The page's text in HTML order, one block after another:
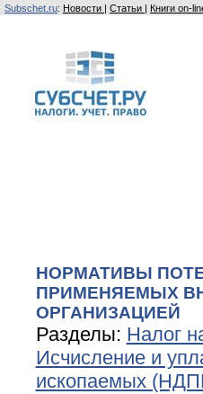
Subschet.ru: Новости | Статьи | Книги on-
НОРМАТИВЫ
ПРИМЕНЯЕМЫХ
ОРГАНИЗАЦИЕЙ
Разделы: Налог
Исчисление и
ископаемых